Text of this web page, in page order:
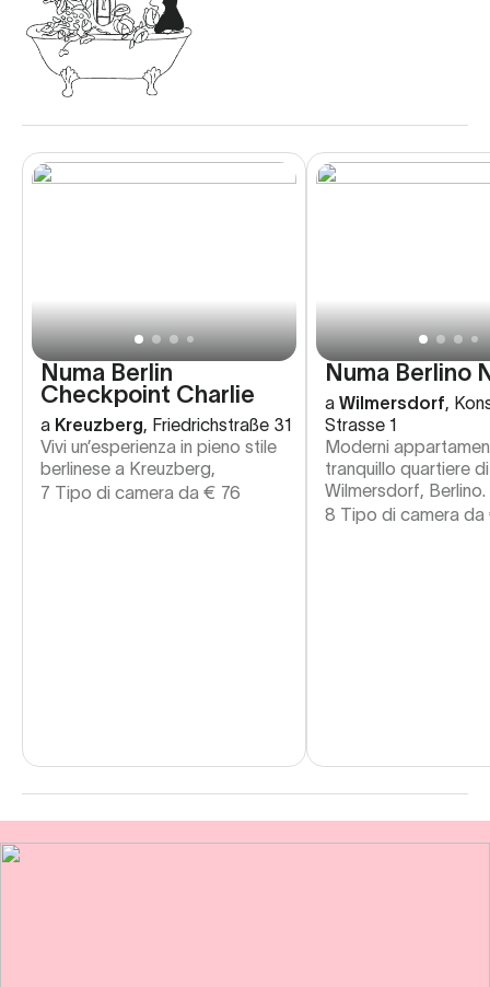
Numa Berlin
Checkpoint Charlie
a Kreuzberg Friedrichstraße 31
Vivi un’esperienza in pieno stile
berlinese a Kreuzberg,
7 Tipo di camera da € 76
Numa Berlino
a Wilmersdorf
Strasse 1
Moderni
tranquillo quartiere di
Wilmersdorf, Berlino.
8 Tipo di camera da